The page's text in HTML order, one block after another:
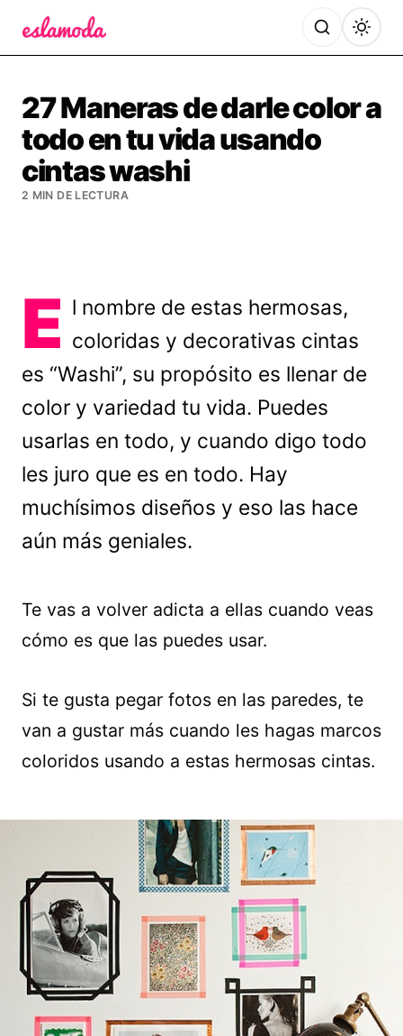
27 Maneras de darle color a
todo en tu vida usando
cintas washi
2 MIN DE LECTURA
E l nombre de estas hermosas,
coloridas y decorativas cintas
es “Washi”, su propósito es llenar de
color y variedad tu vida. Puedes
usarlas en todo, y cuando digo todo
les juro que es en todo. Hay
muchísimos diseños y eso las hace
aún más geniales.
Te vas a volver adicta a ellas cuando veas
cómo es que las puedes usar.
Si te gusta pegar fotos en las paredes, te
van a gustar más cuando les hagas marcos
coloridos usando a estas hermosas cintas.